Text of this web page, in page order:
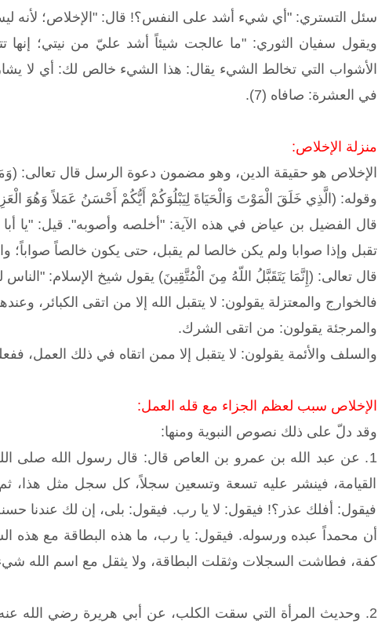
سئل التستري: "أي شيء أشد على النفس؟! قال: "الإخلاص؛ لأنه
الأشواب التي تخالط الشيء يقال: هذا الشيء خالص لك: أي لا
في العشرة: صافاه (7).
منزلة الإخلاص:
الإخلاص هو حقيقة الدين، وهو مضمون دعوة الرسل قال تعالى: (وَمَا
وقوله: (الَّذِي خَلَقَ الْمَوْتَ وَالْحَيَاةَ لِيَبْلُوَكُمْ أَيُّكُمْ أَحْسَنُ عَمَلاً وَهُوَ
قال الفضيل بن عياض في هذه الآية: "أخلصه وأصوبه". قيل: "يا
تقبل وإذا صوابا ولم يكن خالصا لم يقبل، حتى يكون خالصاً صواباً؛
قال تعالى: (إِنَّمَا يَتَقَبَّلُ اللّهُ مِنَ الْمُتَّقِينَ) يقول شيخ الإسلام:
فالخوارج والمعتزلة يقولون: لا يتقبل الله إلا من اتقى الكبائر،
والمرجئة يقولون: من اتقى الشرك.
والسلف والأئمة يقولون: لا يتقبل إلا ممن اتقاه في ذلك العمل،
الإخلاص سبب لعظم الجزاء مع قله العمل:
وقد دلّ على ذلك نصوص النبوية ومنها:
1. عن عبد الله بن عمرو بن العاص قال: قال رسول الله صلى
القيامة، فينشر عليه تسعة وتسعين سجلاً، كل سجل مثل هذا،
فيقول: أفلك عذر؟! فيقول: لا يا رب. فيقول: بلى، إن لك عندنا
أن محمداً عبده ورسوله. فيقول: يا رب، ما هذه البطاقة مع
كفة، فطاشت السجلات وثقلت البطاقة، ولا يثقل مع اسم الله
2. وحديث المرأة التي سقت الكلب، عن أبي هريرة رضي الله